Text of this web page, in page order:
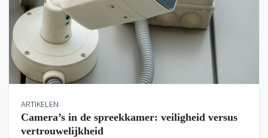
ARTIKELEN
Camera’s in de spreekkamer: veiligheid versus
vertrouwelijkheid